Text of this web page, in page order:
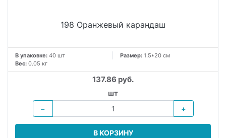
198 Оранжевый карандаш
В упаковке: 40 шт Размер: 1.5*20 см
Вес: 0.05 кг
137.86 руб.
шт
−
+
В КОРЗИНУ